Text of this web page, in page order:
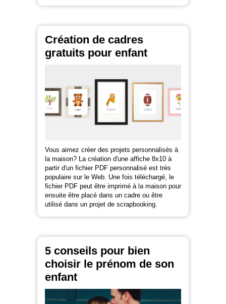
Création de cadres
gratuits pour enfant
Vous aimez créer des projets personnalisés à
la maison? La création d'une affiche 8x10 à
partir d'un fichier PDF personnalisé est très
populaire sur le Web. Une fois téléchargé, le
fichier PDF peut être imprimé à la maison pour
ensuite être placé dans un cadre ou être
utilisé dans un projet de scrapbooking.
5 conseils pour bien
choisir le prénom de son
enfant